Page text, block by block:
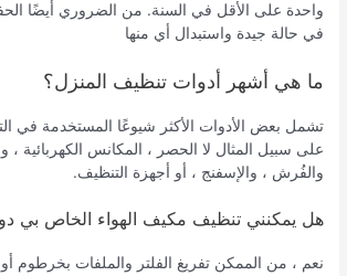
واحدة على الأقل في السنة. من الضروري أيضًا
في حالة جيدة واستبدال أي منها
ما هي أشهر أدوات تنظيف المنزل؟
تشمل بعض الأدوات الأكثر شيوعًا المستخدمة في
على سبيل المثال لا الحصر ، المكانس الكهربائية ،
والفُرش ، والإسفنج ، أو أجهزة التنظيف.
هل يمكنني تنظيف مكيف الهواء الخاص بي
نعم ، من الممكن تفريغ الفلتر والملفات بخرطوم